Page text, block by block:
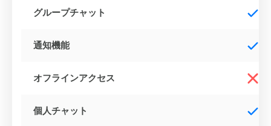
グループチャット
通知機能
オフラインアクセス
個人チャット